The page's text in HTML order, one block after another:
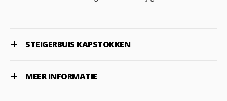
STEIGERBUIS KAPSTOKKEN
MEER INFORMATIE